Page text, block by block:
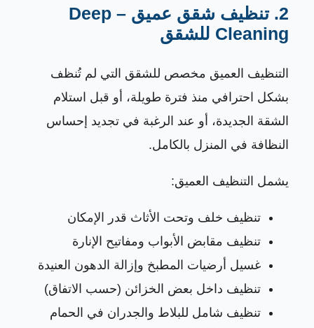
2. تنظيف شقق عميق – Deep
Cleaning للشقق
التنظيف العميق مخصص للشقق التي لم تُنظف
بشكل احترافي منذ فترة طويلة، أو قبل استلام
الشقة الجديدة، أو عند الرغبة في تجديد إحساس
النظافة في المنزل بالكامل.
يشمل التنظيف العميق:
تنظيف خلف وتحت الأثاث قدر الإمكان
تنظيف مقابض الأبواب ومفاتيح الإنارة
غسيل أرضيات المطبخ وإزالة الدهون العنيدة
تنظيف داخل بعض الخزائن (حسب الاتفاق)
تنظيف شامل للبلاط والجدران في الحمام